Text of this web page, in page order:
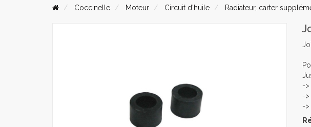
Coccinelle Moteur Circuit d'huile Radiateur, carter
->
->
->